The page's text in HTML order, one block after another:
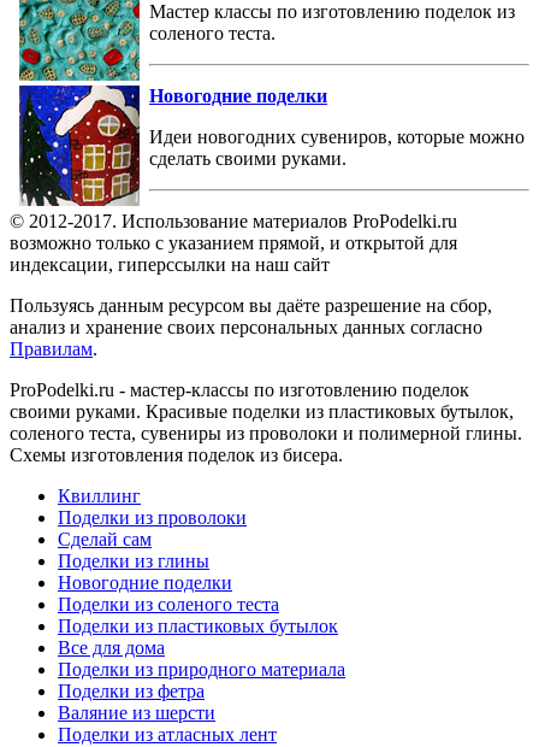
Мастер классы по изготовлению поделок из
соленого теста.
Новогодние поделки
Идеи новогодних сувениров, которые можно
сделать своими руками.
© 2012-2017. Использование материалов ProPodelki.ru
возможно только с указанием прямой, и открытой для
индексации, гиперссылки на наш сайт
Пользуясь данным ресурсом вы даёте разрешение на сбор,
анализ и хранение своих персональных данных согласно
Правилам.
ProPodelki.ru - мастер-классы по изготовлению поделок
своими руками. Красивые поделки из пластиковых бутылок,
соленого теста, сувениры из проволоки и полимерной глины.
Схемы изготовления поделок из бисера.
Квиллинг
Поделки из проволоки
Сделай сам
Поделки из глины
Новогодние поделки
Поделки из соленого теста
Поделки из пластиковых бутылок
Все для дома
Поделки из природного материала
Поделки из фетра
Валяние из шерсти
Поделки из атласных лент